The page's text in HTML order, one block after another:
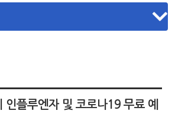
플루엔자 및 코로나19 무료 예